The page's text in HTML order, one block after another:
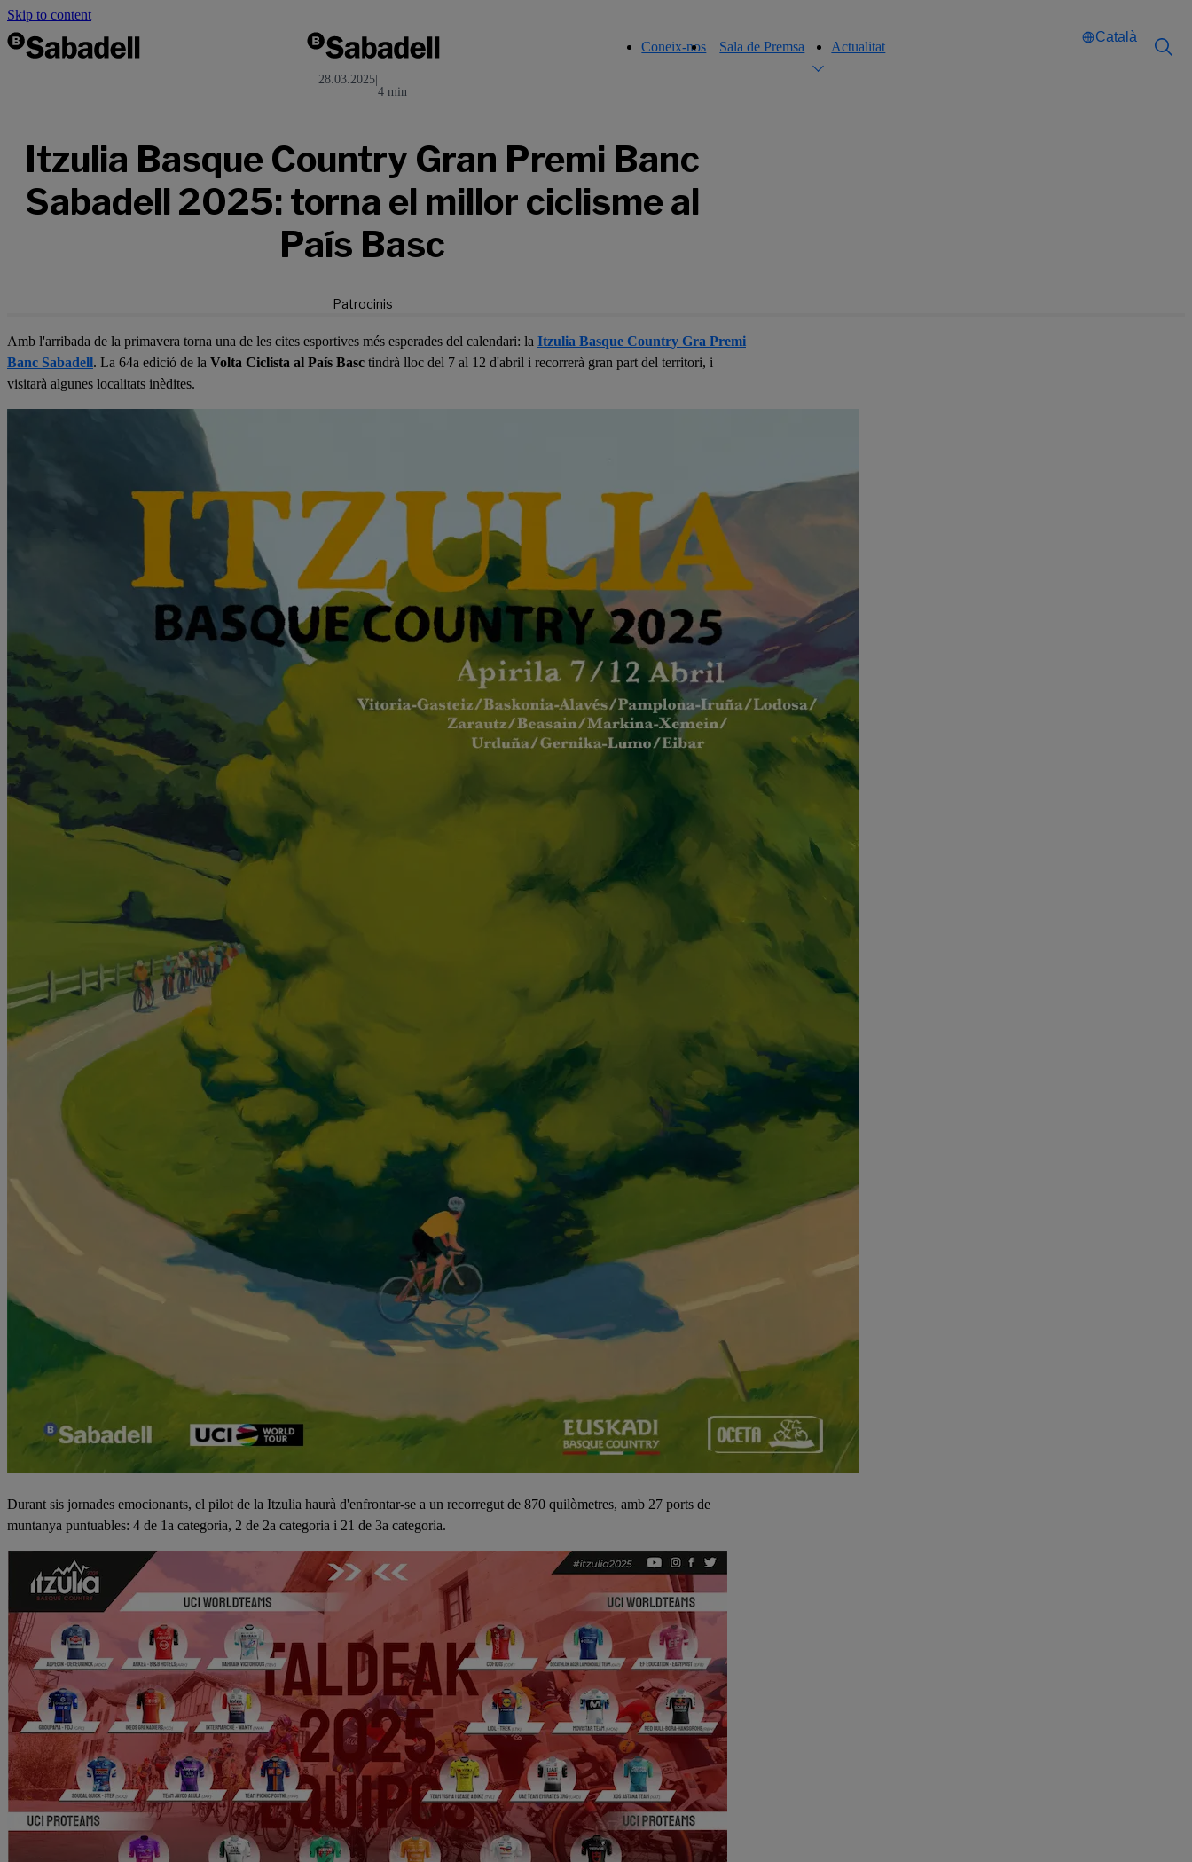
Skip to content
Coneix-nos Sala de Premsa Actualitat
Català
28.03.2025|
4 min
Itzulia Basque Country Gran Premi Banc
Sabadell 2025: torna el millor ciclisme al
País Basc
Patrocinis
Amb l'arribada de la primavera torna una de les cites esportives més esperades del calendari: la Itzulia Basque Country Gra Premi
Banc Sabadell. La 64a edició de la Volta Ciclista al País Basc tindrà lloc del 7 al 12 d'abril i recorrerà gran part del territori, i
visitarà algunes localitats inèdites.
Durant sis jornades emocionants, el pilot de la Itzulia haurà d'enfrontar-se a un recorregut de 870 quilòmetres, amb 27 ports de
muntanya puntuables: 4 de 1a categoria, 2 de 2a categoria i 21 de 3a categoria.